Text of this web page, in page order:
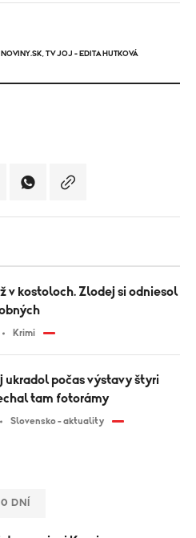
NOVINY.SK, TV JOJ - EDITA HUTKOVÁ
Krimi
tam fotorámy
Slovensko - aktuality
DNÍ